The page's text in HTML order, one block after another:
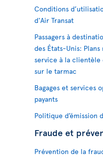
Conditions
d'Air Transat
Passagers à
des États-Unis:
service à la clientèle
sur le tarmac
Bagages et services
payants
Politique d’émission
Fraude et
Prévention de la